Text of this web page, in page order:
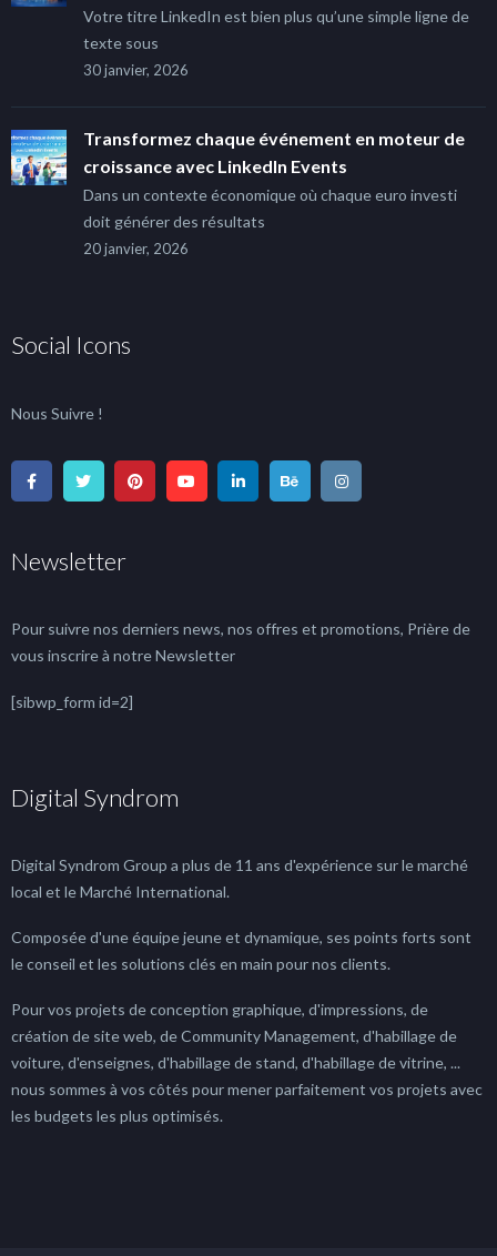
Votre titre LinkedIn est bien plus qu’une simple ligne de
texte sous
30 janvier, 2026
Transformez chaque événement en moteur de
croissance avec LinkedIn Events
Dans un contexte économique où chaque euro investi
doit générer des résultats
20 janvier, 2026
Social Icons
Nous Suivre !
Newsletter
Pour suivre nos derniers news, nos offres et promotions, Prière de
vous inscrire à notre Newsletter
[sibwp_form id=2]
Digital Syndrom
Digital Syndrom Group a plus de 11 ans d'expérience sur le marché
local et le Marché International.
Composée d'une équipe jeune et dynamique, ses points forts sont
le conseil et les solutions clés en main pour nos clients.
Pour vos projets de conception graphique, d'impressions, de
création de site web, de Community Management, d'habillage de
voiture, d'enseignes, d'habillage de stand, d'habillage de vitrine, ...
nous sommes à vos côtés pour mener parfaitement vos projets avec
les budgets les plus optimisés.